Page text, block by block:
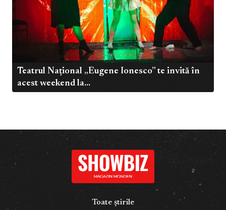
Teatrul Național „Eugene Ionesco” te invită în
acest weekend la...
Toate știrile